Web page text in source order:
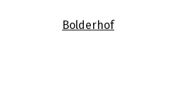
Bolderhof